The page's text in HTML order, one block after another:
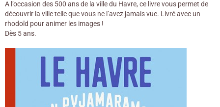
A l’occasion des 500 ans de la ville du Havre, ce livre vous permet de
découvrir la ville telle que vous ne l’avez jamais vue. Livré avec un
rhodoïd pour animer les images !
Dès 5 ans.